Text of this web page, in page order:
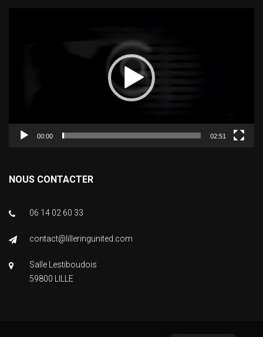
00:00 02:51
NOUS CONTACTER
06 14 02 60 33
contact@lilleringunited.com
Salle Lestiboudois
59800 LILLE